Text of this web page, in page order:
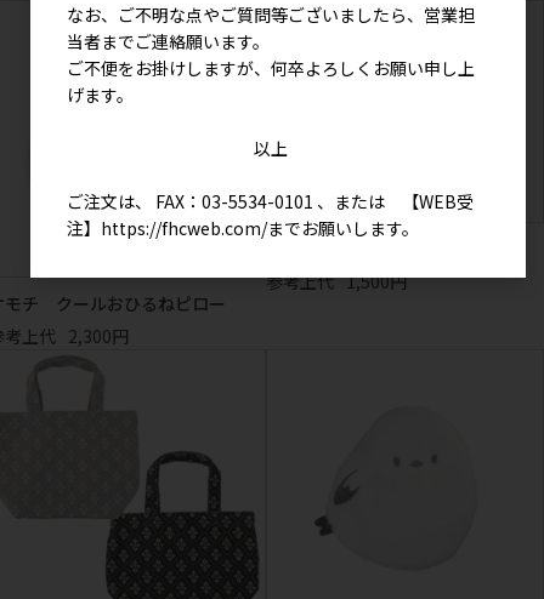
モチ クールおひるねピロー
考上代 2,300円
参考上代 1,500円
なお、ご不明な点やご質問等ございましたら、営業担
当者までご連絡願います。
ご不便をお掛けしますが、何卒よろしくお願い申し上
げます。
以上
ご注文は、 FAX：03-5534-0101 、または 【WEB受
注】 https://fhcweb.com/までお願いします。